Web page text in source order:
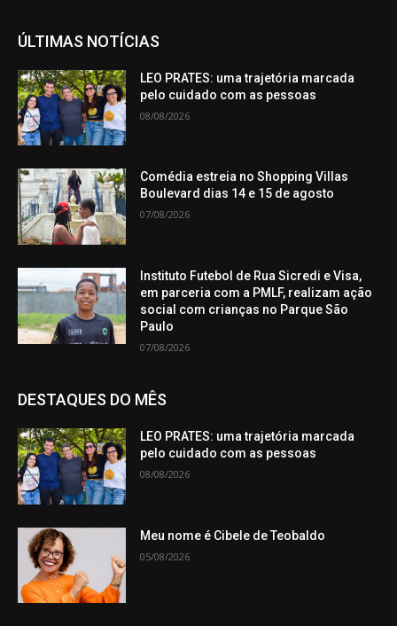
ÚLTIMAS NOTÍCIAS
LEO PRATES: uma trajetória marcada
pelo cuidado com as pessoas
08/08/2026
Comédia estreia no Shopping Villas
Boulevard dias 14 e 15 de agosto
07/08/2026
Instituto Futebol de Rua Sicredi e Visa,
em parceria com a PMLF, realizam ação
social com crianças no Parque São
Paulo
07/08/2026
DESTAQUES DO MÊS
LEO PRATES: uma trajetória marcada
pelo cuidado com as pessoas
08/08/2026
Meu nome é Cibele de Teobaldo
05/08/2026